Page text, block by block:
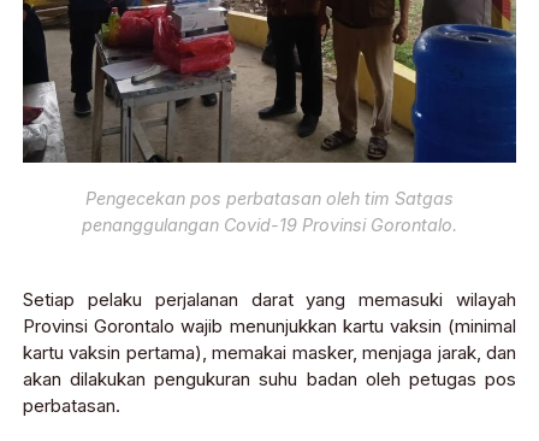
Pengecekan pos perbatasan oleh tim Satgas
penanggulangan Covid-19 Provinsi Gorontalo.
Setiap pelaku perjalanan darat yang memasuki wilayah
Provinsi Gorontalo wajib menunjukkan kartu vaksin (minimal
kartu vaksin pertama), memakai masker, menjaga jarak, dan
akan dilakukan pengukuran suhu badan oleh petugas pos
perbatasan.